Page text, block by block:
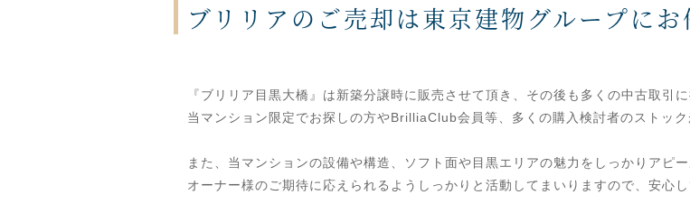
ブリリアのご売却は東京建物グループに
『ブリリア目黒大橋』は新築分譲時に販売させて頂き、その後も多くの中古取引
当マンション限定でお探しの方やBrilliaClub会員等、多くの購入検討者のストッ
また、当マンションの設備や構造、ソフト面や目黒エリアの魅力をしっかりアピ
オーナー様のご期待に応えられるようしっかりと活動してまいりますので、安心し